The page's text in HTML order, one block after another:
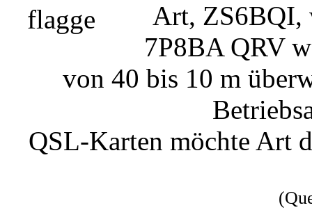
Art, ZS6BQI,
7P8BA QRV
von 40 bis 10 m
QSL-Karten möchte Art